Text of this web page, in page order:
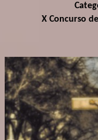
X Concurso